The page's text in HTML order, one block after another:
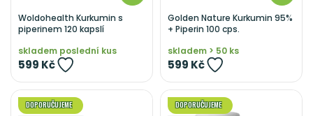
Woldohealth Kurkumin s
piperinem 120 kapslí
skladem poslední kus
599 Kč
Golden Nature Kurkumin 95%
+ Piperin 100 cps.
skladem > 50 ks
599 Kč
DOPORUČUJEME
DOPORUČUJEME